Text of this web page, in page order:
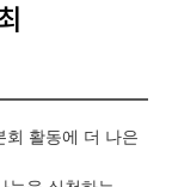
회 활동에 더 나은